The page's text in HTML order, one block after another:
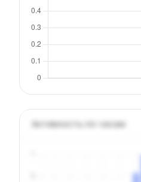
Активность по часам